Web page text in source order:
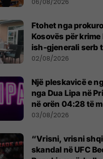
Ftohet nga
Kosovës për
ish-gjenerali serb
dikush e tradhtoi në
02/08/2026
Një pleskavicë e
nga Dua Lipa në
në orën 04:28 të
- dhe bota digjitale
03/08/2026
“Vrisni, vrisni
skandal në UFC